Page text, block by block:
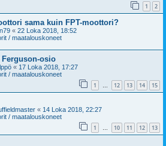
1 2
sama kuin FPT-moottori?
« 22 Loka 2018, 18:52
/ maatalouskoneet
osio
« 17 Loka 2018, 17:27
/ maatalouskoneet
1 … 12 13 14 15
« 14 Loka 2018, 22:27
/ maatalouskoneet
1 … 10 11 12 13